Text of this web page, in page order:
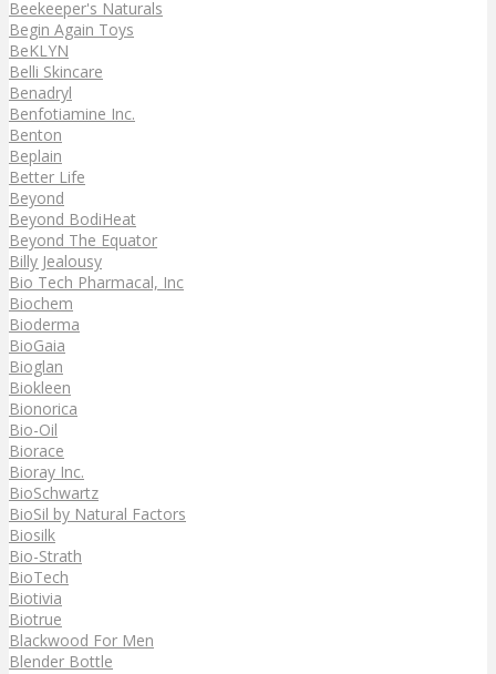
Beekeeper's Naturals
Begin Again Toys
BeKLYN
Belli Skincare
Benadryl
Benfotiamine Inc.
Benton
Beplain
Better Life
Beyond
Beyond BodiHeat
Beyond The Equator
Billy Jealousy
Bio Tech Pharmacal, Inc
Biochem
Bioderma
BioGaia
Bioglan
Biokleen
Bionorica
Bio-Oil
Biorace
Bioray Inc.
BioSchwartz
BioSil by Natural Factors
Biosilk
Bio-Strath
BioTech
Biotivia
Biotrue
Blackwood For Men
Blender Bottle